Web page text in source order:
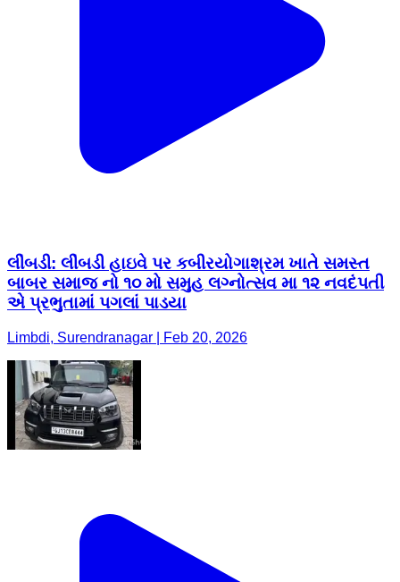
લીંબડી: લીંબડી હાઇવે પર કબીરયોગાશ્રમ ખાતે સમસ્ત
બાબર સમાજ નો ૧૦ મો સમુહ લગ્નોત્સવ મા ૧૨ નવદંપતી
એ પ્રભુતામાં પગલાં પાડયા
Limbdi, Surendranagar | Feb 20, 2026